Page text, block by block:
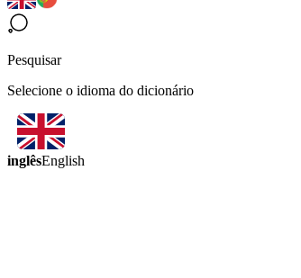
Pesquisar
Selecione o idioma do dicionário
inglêsEnglish